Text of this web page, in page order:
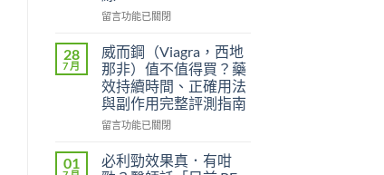
續
中
P-
用
者
真
實
評
與
效
在
凍
威
而
鋼
（Kamagra
Oral
完
整
留言功能已關閉
28
7 月
威而鋼（Viagra，西地
那非）值不值得買？藥
效持續時間、正確用法
與副作用完整評測指南
在
而
鋼
留言功能已關閉
01
必利勁效果真．有咁